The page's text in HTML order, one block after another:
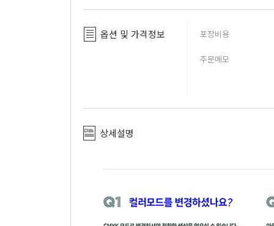
옵션 및 가격정보 포장비용
주문메모
상세설명